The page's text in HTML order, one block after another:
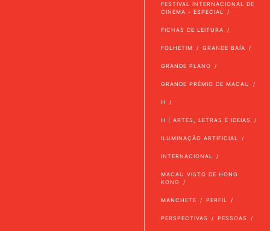
FESTIVAL INTERNACIONAL DE
CINEMA - ESPECIAL
FICHAS DE LEITURA
FOLHETIM GRANDE BAÍA
GRANDE PLANO
GRANDE PRÉMIO DE MACAU
H
H | ARTES, LETRAS E IDEIAS
ILUMINAÇÃO ARTIFICIAL
INTERNACIONAL
MACAU VISTO DE HONG
KONG
MANCHETE PERFIL
PERSPECTIVAS PESSOAS